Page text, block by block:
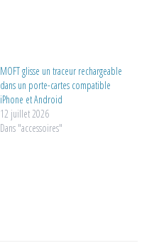
MOFT glisse un traceur rechargeable
dans un porte-cartes compatible
iPhone et Android
12 juillet 2026
Dans "accessoires"